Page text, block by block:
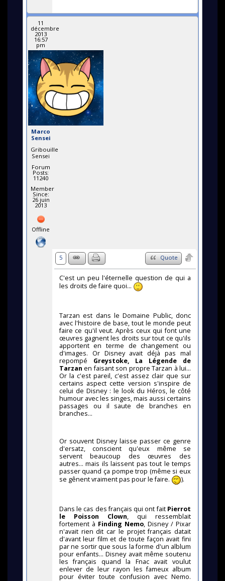
11
décembre
2013
16:57
pm
Marco
Sensei
Gribouille
Sensei
Forum
Posts:
11240
Member
Since:
26 juin
2013
Offline
5 Quote
C'est un peu l'éternelle question de qui a
les droits de faire quoi...
Tarzan est dans le Domaine Public, donc
avec l'histoire de base, tout le monde peut
faire ce qu'il veut. Après ceux qui font une
œuvres gagnent les droits sur tout ce qu'ils
apportent en terme de changement ou
d'images. Or Disney avait déjà pas mal
repompé Greystoke, La Légende de
Tarzan en faisant son propre Tarzan à lui...
Or la c'est pareil, c'est assez clair que sur
certains aspect cette version s'inspire de
celui de Disney : le look du Héros, le côté
humour avec les singes, mais aussi certains
passages ou il saute de branches en
branches...
Or souvent Disney laisse passer ce genre
d'ersatz, conscient qu'eux même se
servent beaucoup des œuvres des
autres... mais ils laissent pas tout le temps
passer quand ça pompe trop (même si eux
se gênent vraiment pas pour le faire.
).
Dans le cas des français qui ont fait Pierrot
le Poisson Clown, qui ressemblait
fortement à Finding Nemo, Disney / Pixar
n'avait rien dit car le projet français datait
d'avant leur film et de toute façon avait fini
par ne sortir que sous la forme d'un alblum
pour enfants... Disney avait même soutenu
les français quand la Fnac avait voulut
enlever de leur rayon les fameux album
pour éviter toute confusion avec Nemo.